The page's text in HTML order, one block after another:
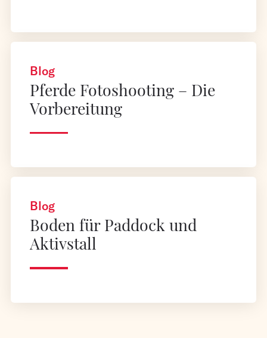
Blog
Pferde Fotoshooting – Die
Vorbereitung
Blog
Boden für Paddock und
Aktivstall